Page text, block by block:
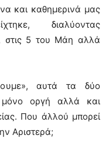
και καθημερινά μας
διαλύοντας
στις 5 του Μάη αλλά
αυτά τα δύο
μόνο οργή αλλά και
Που άλλού μπορεί
Αριστερά;